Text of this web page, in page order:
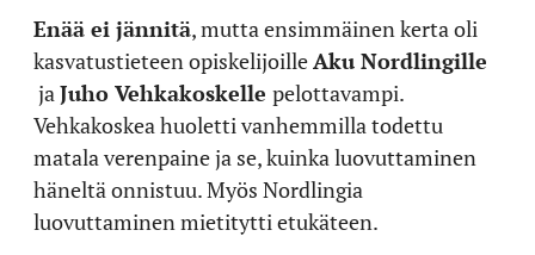
Enää ei jännitä, mutta ensimmäinen kerta oli
kasvatustieteen opiskelijoilleAku Nordlingille
ja Juho Vehkakoskelle pelottavampi.
Vehkakoskea huoletti vanhemmilla todettu
matala verenpaine ja se, kuinka luovuttaminen
häneltä onnistuu. Myös Nordlingia
luovuttaminen mietitytti etukäteen.